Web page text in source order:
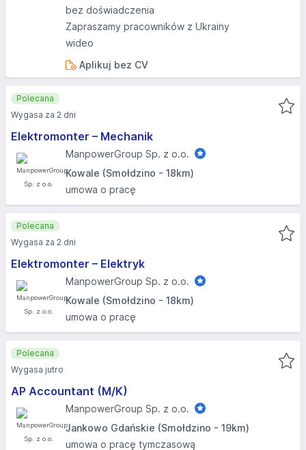
bez doświadczenia
Zapraszamy pracowników z Ukrainy
wideo
Aplikuj bez CV
Elektromonter – Mechanik
ManpowerGroup Sp. z o.o.
Kowale (Smołdzino - 18km)
umowa o pracę
Polecana
Wygasa za 2 dni
Elektromonter – Elektryk
ManpowerGroup Sp. z o.o.
Kowale (Smołdzino - 18km)
umowa o pracę
Polecana
Wygasa za 2 dni
AP Accountant (M/K)
ManpowerGroup Sp. z o.o.
Jankowo Gdańskie (Smołdzino - 19km)
umowa o pracę tymczasową
Polecana
Wygasa jutro